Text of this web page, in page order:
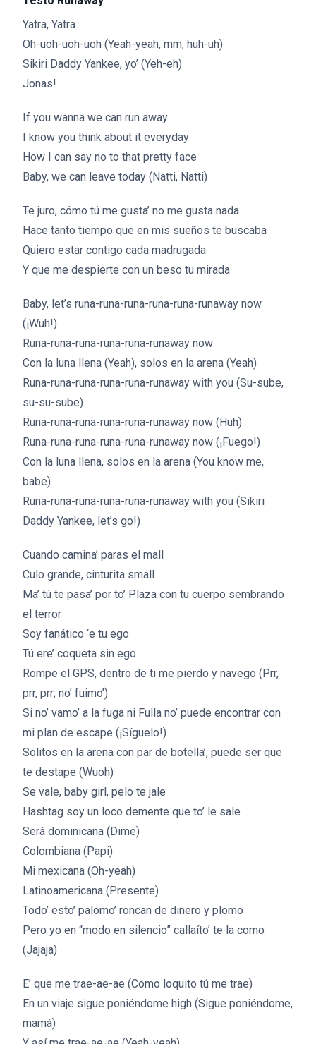
Yatra, Yatra
Oh-uoh-uoh-uoh (Yeah-yeah, mm, huh-uh)
Sikiri Daddy Yankee, yo’ (Yeh-eh)
Jonas!
If you wanna we can run away
I know you think about it everyday
How I can say no to that pretty face
Baby, we can leave today (Natti, Natti)
Te juro, cómo tú me gusta’ no me gusta nada
Hace tanto tiempo que en mis sueños te buscaba
Quiero estar contigo cada madrugada
Y que me despierte con un beso tu mirada
Baby, let’s runa-runa-runa-runa-runa-runaway now
(¡Wuh!)
Runa-runa-runa-runa-runa-runaway now
Con la luna llena (Yeah), solos en la arena (Yeah)
Runa-runa-runa-runa-runa-runaway with you (Su-sube,
su-su-sube)
Runa-runa-runa-runa-runa-runaway now (Huh)
Runa-runa-runa-runa-runa-runaway now (¡Fuego!)
Con la luna llena, solos en la arena (You know me,
babe)
Runa-runa-runa-runa-runa-runaway with you (Sikiri
Daddy Yankee, let’s go!)
Cuando camina’ paras el mall
Culo grande, cinturita small
Ma’ tú te pasa’ por to’ Plaza con tu cuerpo sembrando
el terror
Soy fanático ‘e tu ego
Tú ere’ coqueta sin ego
Rompe el GPS, dentro de ti me pierdo y navego (Prr,
prr, prr; no’ fuimo’)
Si no’ vamo’ a la fuga ni Fulla no’ puede encontrar con
mi plan de escape (¡Síguelo!)
Solitos en la arena con par de botella’, puede ser que
te destape (Wuoh)
Se vale, baby girl, pelo te jale
Hashtag soy un loco demente que to’ le sale
Será dominicana (Dime)
Colombiana (Papi)
Mi mexicana (Oh-yeah)
Latinoamericana (Presente)
Todo’ esto’ palomo’ roncan de dinero y plomo
Pero yo en “modo en silencio” callaíto’ te la como
(Jajaja)
E’ que me trae-ae-ae (Como loquito tú me trae)
En un viaje sigue poniéndome high (Sigue poniéndome,
mamá)